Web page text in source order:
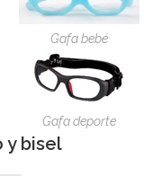
Gafa bebé
Gafa deporte
y bisel